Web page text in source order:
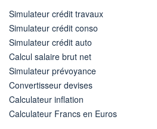
Simulateur crédit travaux
Simulateur crédit conso
Simulateur crédit auto
Calcul salaire brut net
Simulateur prévoyance
Convertisseur devises
Calculateur inflation
Calculateur Francs en Euros